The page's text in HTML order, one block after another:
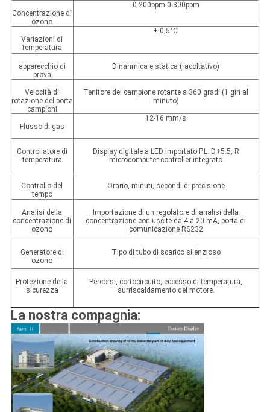
Concentrazione di
ozono
0-200ppm.0-300ppm
Variazioni di
temperatura
± 0,5°C
apparecchio di
prova
Dinanmica e statica (facoltativo)
Velocità di
rotazione del porta
campioni
Tenitore del campione rotante a 360 gradi (1 giri al
minuto)
Flusso di gas
12-16 mm/s
Controllatore di
temperatura
Display digitale a LED importato P.L. D+5.5, R
microcomputer controller integrato
Controllo del
tempo
Orario, minuti, secondi di precisione
Analisi della
concentrazione di
ozono
Importazione di un regolatore di analisi della
concentrazione con uscite da 4 a 20 mA, porta di
comunicazione RS232
Generatore di
ozono
Tipo di tubo di scarico silenzioso
Protezione della
sicurezza
Percorsi, cortocircuito, eccesso di temperatura,
surriscaldamento del motore.
La nostra compagnia: